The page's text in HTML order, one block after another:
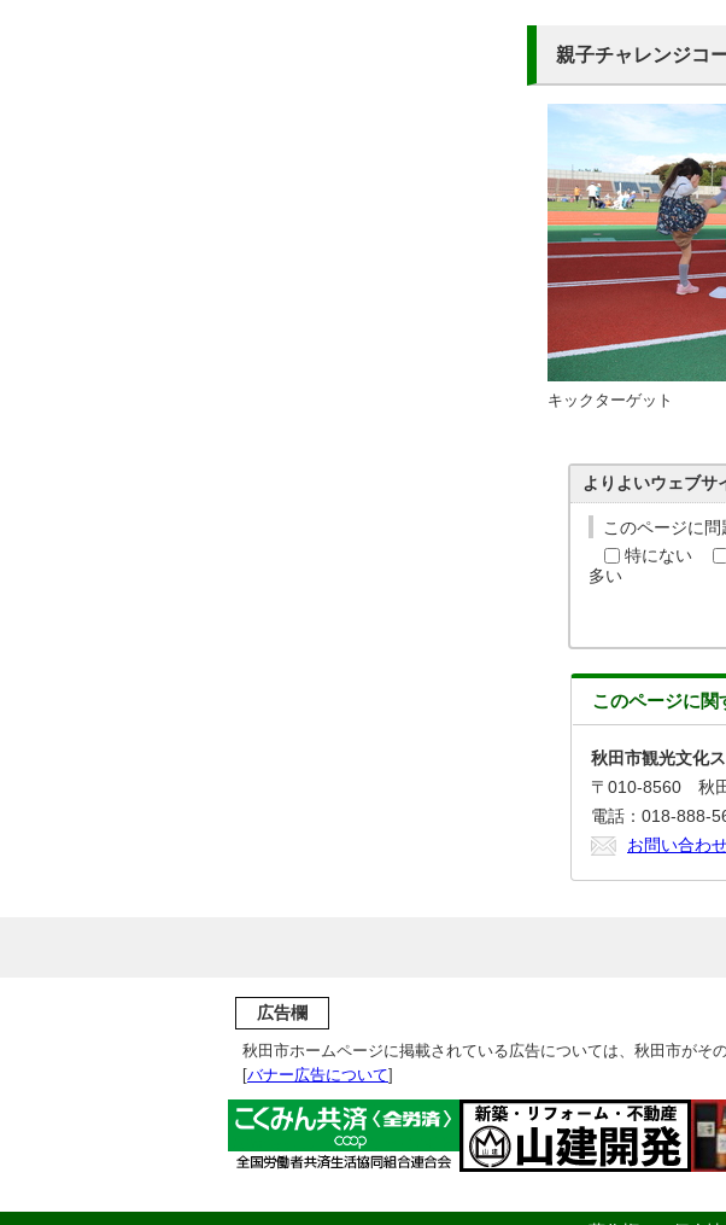
親子チャレンジコ
キックターゲット
よりよいウェブサ
このページに
特にない
多い
このページに関
秋田市観光文化
〒010-8560 秋
電話：018-888-
お問い合わ
広告欄
秋田市ホームページに掲載されている広告については、秋田市がそ
[バナー広告について]